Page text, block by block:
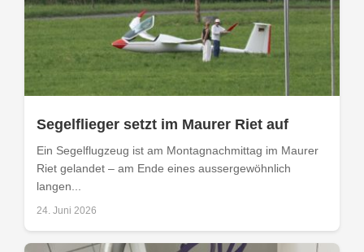
Segelflieger setzt im Maurer Riet auf
Ein Segelflugzeug ist am Montagnachmittag im Maurer
Riet gelandet – am Ende eines aussergewöhnlich
langen...
24. Juni 2026